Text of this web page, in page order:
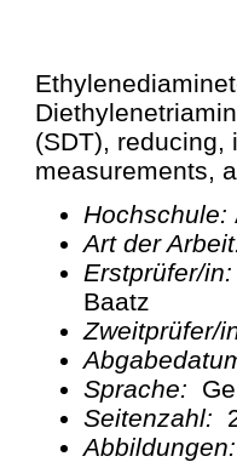
(SDT), reducing,
measurements,
Hochschule:
Art der
Erstprüfer/
Baatz
Sprache:
Seitenzahl: